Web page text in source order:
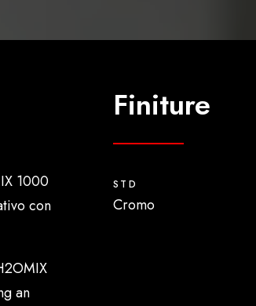
1000
con
an
Finiture
STD
Cromo